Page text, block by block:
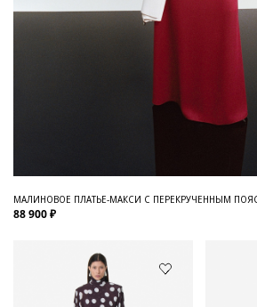
МАЛИНОВОЕ ПЛАТЬЕ-МАКСИ С ПЕРЕКРУЧЕННЫМ
88 900 ₽